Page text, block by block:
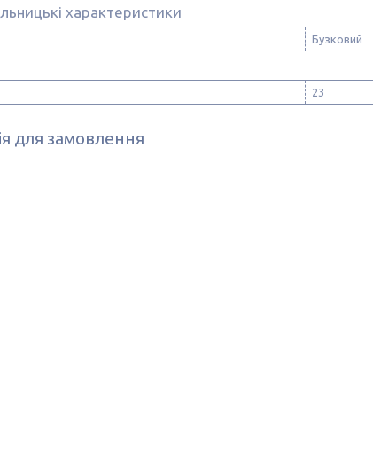
характеристики
Бузковий
23
для замовлення